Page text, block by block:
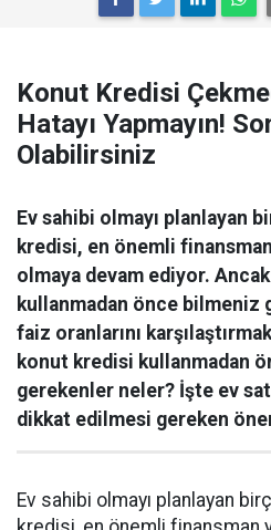
Konut Kredisi
Hatayı Yapmayın!
Olabilirsiniz
Ev sahibi olmayı planlayan
kredisi, en önemli
olmaya devam ediyor.
kullanmadan önce bilmeniz
faiz oranlarını
konut kredisi kullanmadan
gerekenler neler? İşte ev
dikkat edilmesi gereken
Ev sahibi olmayı planlayan